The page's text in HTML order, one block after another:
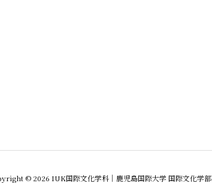
© 2026 IUK国際文化学科｜鹿児島国際大学 国際文化学部